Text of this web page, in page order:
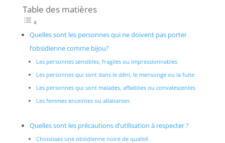
Table des matières
Quelles sont les personnes qui ne doivent pas porter
l’obsidienne comme bijou?
Les personnes sensibles, fragiles ou impressionnables
Les personnes qui sont dans le déni, le mensonge ou la fuite
Les personnes qui sont malades, affaiblies ou convalescentes
Les femmes enceintes ou allaitantes
Quelles sont les précautions d’utilisation à respecter ?
Choisissez une obsidienne noire de qualité